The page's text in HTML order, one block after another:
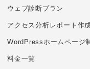
ウェブ診断プラン
アクセス分析レポート作
WordPressホームページ
料金一覧